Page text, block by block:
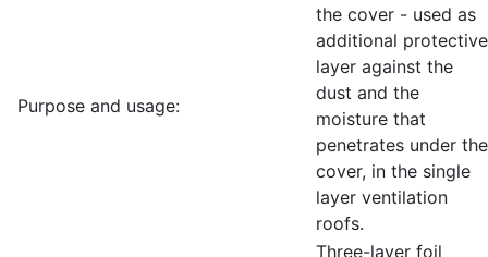
Purpose and usage:
the cover - used as
additional protective
layer against the
dust and the
moisture that
penetrates under the
cover, in the single
layer ventilation
roofs.
Three-layer foil